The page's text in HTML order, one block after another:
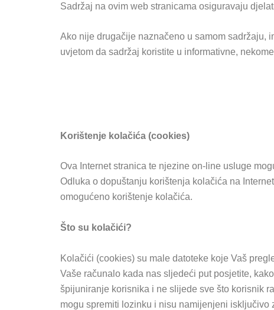
Sadržaj na ovim web stranicama osiguravaju
Ako nije drugačije naznačeno u samom sadržaju,
uvjetom da sadržaj koristite u informativne,
Korištenje kolačića (cookies)
Ova Internet stranica te njezine on-line usluge
Odluka o dopuštanju korištenja kolačića na
omogućeno korištenje kolačića.
Što su kolačići?
Kolačići (cookies) su male datoteke koje Vaš
Vaše računalo kada nas sljedeći put posjetite,
špijuniranje korisnika i ne slijede sve što korisnik
mogu spremiti lozinku i nisu namijenjeni